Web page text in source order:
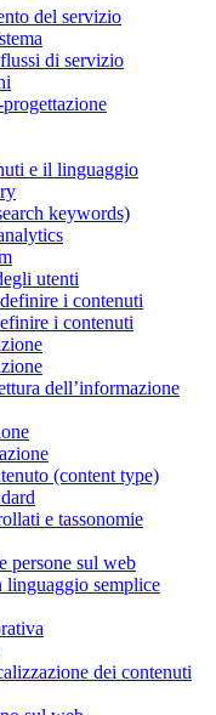
del servizio
di servizio
e il linguaggio
keywords)
utenti
i contenuti
i contenuti
dell’informazione
(content type)
e tassonomie
persone sul web
linguaggio semplice
dei contenuti